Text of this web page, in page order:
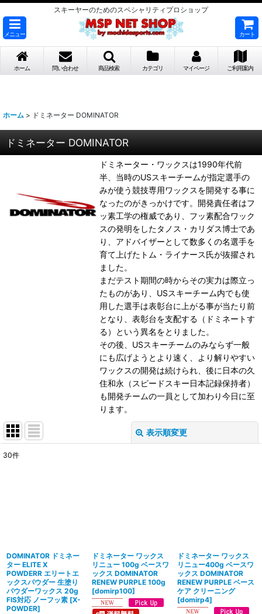
スキーヤーのためのスペシャリティプロショップ
メニュー カート
ホーム 問い合わせ 商品検索 カテゴリ マイページ ご利用案内
ホーム > ドミネーター DOMINATOR
ドミネーター DOMINATOR
ドミネーター・ワックスは1990年代前
半、当時のUSスキーチームが指定選手の
みが使う競技専用ワックスを開発する事に
なったのがきっかけです。開発責任者はフ
ッ素工学の権威であり、フッ素配合ワック
スの発明をしたタノス・カリダス博士であ
り、アドバイザーとして数多くの名選手を
育て上げたトム・ライナース氏が抜擢され
ました。
まだテスト期間の時からその実力は際立っ
たものがあり、USスキーチーム内でも使
用した選手は表彰台に上がる事が当たり前
となり、表彰台を支配する（ドミネートす
る）という異名をとりました。
その後、USスキーチームのみならず一般
にも広げようとより速く、より解りやすい
ワックスの開発は続けられ、後に日本の久
住和永（スピードスキー日本記録保持者）
も開発チームの一員として加わり今日に至
ります。
表示順変更
絞り込む
30件
DOMINATOR ドミネー
ター ELITE X
POWDERR エリートエ
ックスパウダー 生塗り
パウダーワックス 20g
FIS対応 ノーフッ素 [X-
POWDER]
ドミネーター ワックス
リニュー 100g ベースワ
ックス DOMINATOR
RENEW PURPLE 100g
[domirp100]
ドミネーター ワックス
リニュー400g ベースワ
ックス DOMINATOR
RENEW PURPLE ベース
ケア クリーニング
[domirp4]